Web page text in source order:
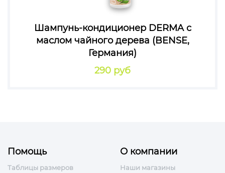
Шампунь-кондиционер DERMA с
маслом чайного дерева (BENSE,
Германия)
290 руб
Помощь
Таблицы размеров
О компании
Наши магазины